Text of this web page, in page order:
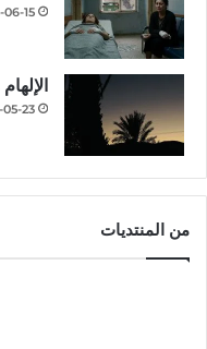
06-15
23
من المنتديات